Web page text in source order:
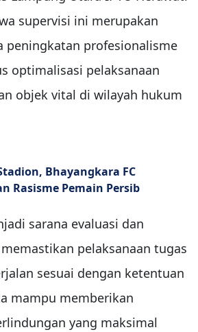
supervisi ini merupakan
peningkatan profesionalisme
optimalisasi pelaksanaan
objek vital di wilayah hukum
Bhayangkara FC
Rasisme Pemain Persib
sarana evaluasi dan
pelaksanaan tugas
sesuai dengan ketentuan
mampu memberikan
yang maksimal